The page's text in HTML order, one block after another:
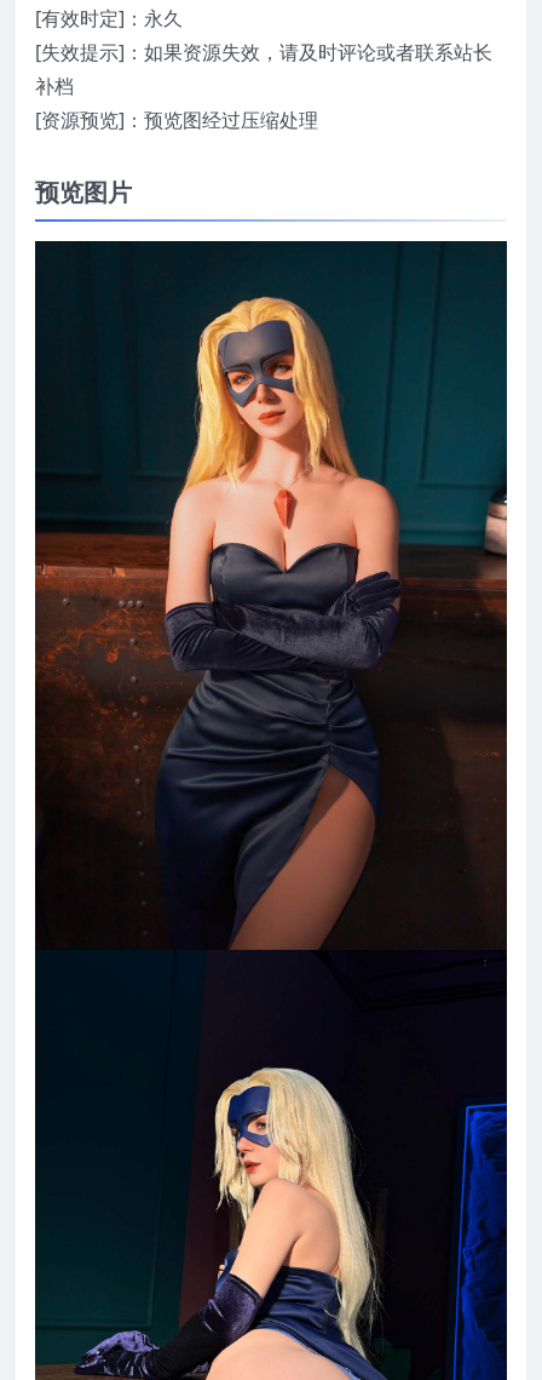
[有效时定]：永久
[失效提示]：如果资源失效，请及时评论或者联系站长
补档
[资源预览]：预览图经过压缩处理
预览图片